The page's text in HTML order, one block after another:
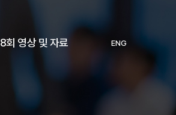
8회 영상 및 자료 ENG